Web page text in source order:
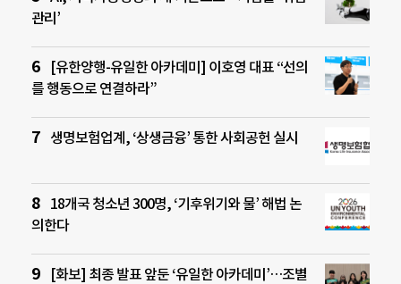
관리’
[유한양행-유일한 아카데미] 이호영 대표 “선의
를 행동으로 연결하라”
생명보험업계, ‘상생금융’ 통한 사회공헌 실시
18개국 청소년 300명, ‘기후위기와 물’ 해법 논
의한다
[화보] 최종 발표 앞둔 ‘유일한 아카데미’…조별